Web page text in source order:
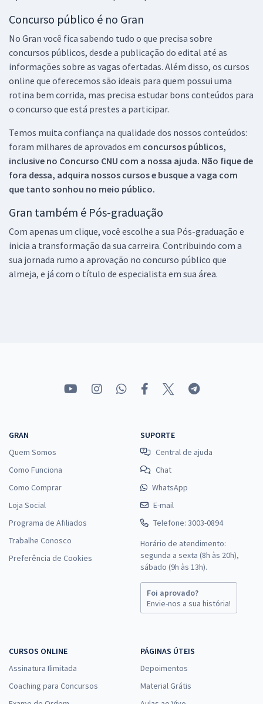
Concurso público é no Gran
No Gran você fica sabendo tudo o que precisa sobre
concursos públicos, desde a publicação do edital até as
informações sobre as vagas ofertadas. Além disso, os cursos
online que oferecemos são ideais para quem possui uma
rotina bem corrida, mas precisa estudar bons conteúdos para
o concurso que está prestes a participar.
Temos muita confiança na qualidade dos nossos conteúdos:
foram milhares de aprovados em concursos públicos,
inclusive no Concurso CNU com a nossa ajuda. Não fique de
fora dessa, adquira nossos cursos e busque a vaga com
que tanto sonhou no meio público.
Gran também é Pós-graduação
Com apenas um clique, você escolhe a sua Pós-graduação e
inicia a transformação da sua carreira. Contribuindo com a
sua jornada rumo a aprovação no concurso público que
almeja, e já com o título de especialista em sua área.
GRAN
Quem Somos
Como Funciona
Como Comprar
Loja Social
Programa de Afiliados
Trabalhe Conosco
Preferência de Cookies
SUPORTE
Central de ajuda
Chat
WhatsApp
E-mail
Telefone: 3003-0894
Horário de atendimento:
segunda a sexta (8h às 20h),
sábado (9h às 13h).
Foi aprovado?
Envie-nos a sua história!
CURSOS ONLINE
Assinatura Ilimitada
Coaching para Concursos
PÁGINAS ÚTEIS
Depoimentos
Material Grátis